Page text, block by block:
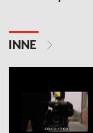
INNE